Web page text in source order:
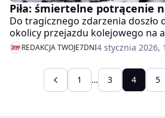
Piła: śmiertelne potrącenie
Do tragicznego zdarzenia doszło
okolicy przejazdu kolejowego na
w Pile. Nie żyje młoda kobieta.
REDAKCJA TWOJE7DNI4 stycznia 2026,
1 … 3 4 5